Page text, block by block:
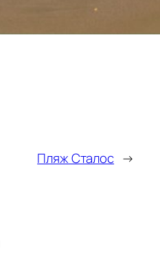
Пляж Сталос →